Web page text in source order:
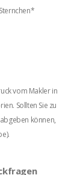
vom Makler in
Sollten Sie zu
können,